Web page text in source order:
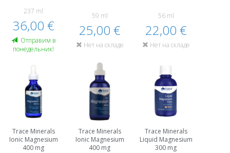
237 ml
36,00 €
Oтправим в
понедельник!
59 ml
25,00 €
Нет на складе
56 ml
22,00 €
Нет на складе
Trace Minerals
Ionic Magnesium
400 mg
Trace Minerals
Ionic Magnesium
400 mg
Trace Minerals
Liquid Magnesium
300 mg